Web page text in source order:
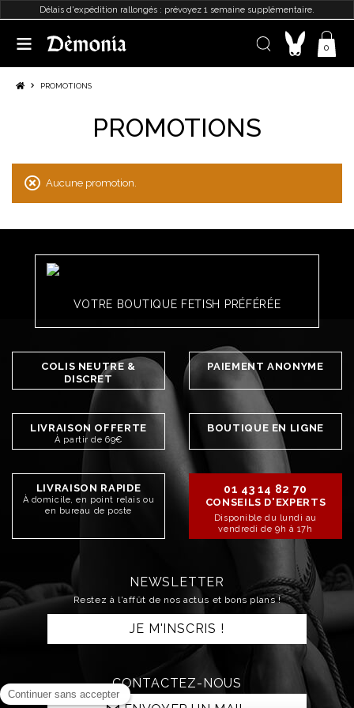
Délais d'expédition rallongés : prévoyez 1 semaine supplémentaire.
0
PROMOTIONS
PROMOTIONS
Aucune promotion.
VOTRE BOUTIQUE FETISH PRÉFÉRÉE
COLIS NEUTRE &
DISCRET
PAIEMENT ANONYME
LIVRAISON OFFERTE
À partir de 69€
BOUTIQUE EN LIGNE
LIVRAISON RAPIDE
À domicile, en point relais ou
en bureau de poste
01 43 14 82 70
CONSEILS D'EXPERTS
Disponible du lundi au
vendredi de 9h à 17h
NEWSLETTER
Restez à l'affût de nos actus et bons plans !
JE M'INSCRIS !
CONTACTEZ-NOUS